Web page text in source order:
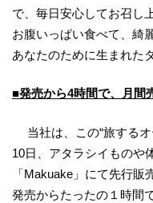
で、毎日安心してお召し
お腹いっぱい食べて、綺
あなたのために生まれた
■発売から4時間で、月間
当社は、この“旅するオ
10日、アタラシイものや
「Makuake」にて先行販
発売からたったの１時間